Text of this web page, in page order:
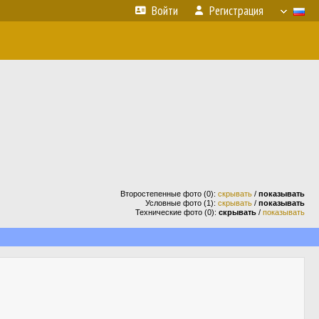
Войти Регистрация
Второстепенные фото (0): скрывать / показывать
Условные фото (1): скрывать / показывать
Технические фото (0): скрывать / показывать